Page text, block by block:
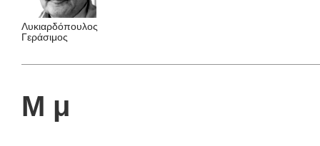
Λυκιαρδόπουλος
Γεράσιμος
Μ μ